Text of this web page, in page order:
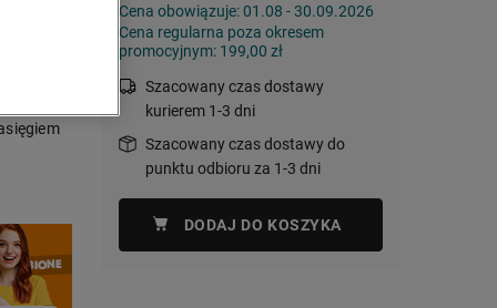
Cena obowiązuje: 01.08 - 30.09.2026
Cena regularna poza okresem
promocyjnym: 199,00 zł
Szacowany czas dostawy
kurierem 1-3 dni
Szacowany czas dostawy do
punktu odbioru za 1-3 dni
DODAJ DO KOSZYKA